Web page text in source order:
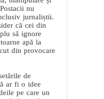
nu
jurnaliștii.
că cei din
să ignore
apă la
din provocare
de
ar fi o idee
pe care un